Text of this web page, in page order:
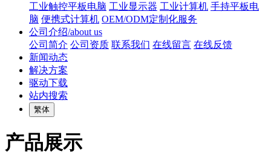
工业触控平板电脑 工业显示器 工业计算机 手持平板电
脑 便携式计算机 OEM/ODM定制化服务
公司介绍/about us
公司简介 公司资质 联系我们 在线留言 在线反馈
新闻动态
解决方案
驱动下载
站内搜索
繁体
产品展示